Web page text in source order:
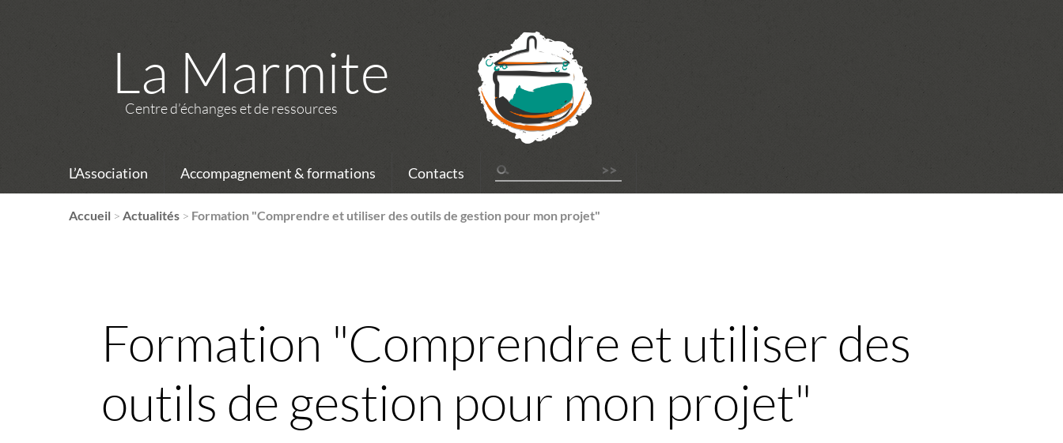
La Marmite
Centre d’échanges et de ressources
L’Association Accompagnement & formations Contacts
Accueil >Actualités > Formation "Comprendre et utiliser des outils de gestion pour mon projet"
Formation "Comprendre et utiliser des
outils de gestion pour mon projet"